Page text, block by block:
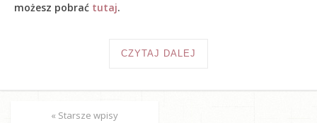
możesz pobrać tutaj.
CZYTAJ DALEJ
« Starsze wpisy